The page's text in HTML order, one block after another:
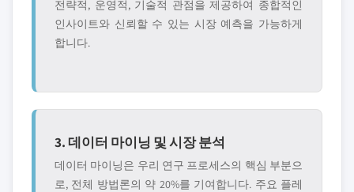
전략적, 운영적, 기술적 관점을 제공하여 종합적인
인사이트와 신뢰할 수 있는 시장 예측을 가능하게
합니다.
3. 데이터 마이닝 및 시장 분석
데이터 마이닝은 우리 연구 프로세스의 핵심 부분으
로, 전체 방법론의 약 20%를 기여합니다. 주요 플레